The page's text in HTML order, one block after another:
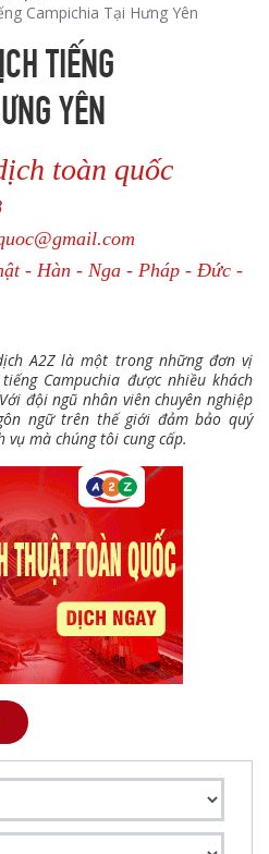
Campichia Tại Hưng Yên
TIẾNG
YÊN
toàn quốc
- Hàn - Nga - Pháp - Đức -
A2Z là một trong những đơn vị
Campuchia được nhiều khách
đội ngũ nhân viên chuyên nghiệp
ngữ trên thế giới đảm bảo quý
vụ mà chúng tôi cung cấp.